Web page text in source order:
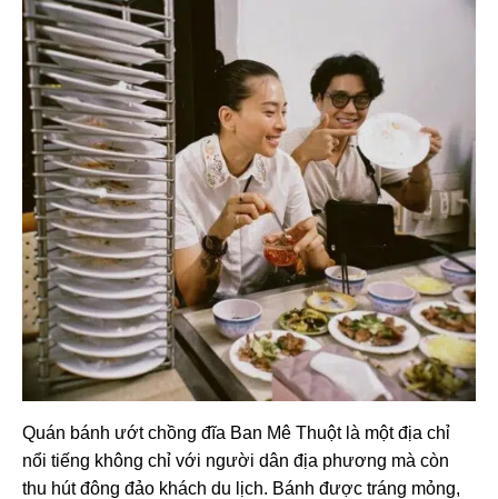
Quán bánh ướt chồng đĩa Ban Mê Thuột là một địa chỉ
nổi tiếng không chỉ với người dân địa phương mà còn
thu hút đông đảo khách du lịch. Bánh được tráng mỏng,